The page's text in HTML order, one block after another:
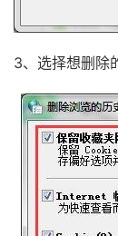
3、选择想删除